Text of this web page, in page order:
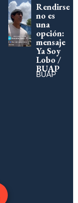
Rendirse
no es
una
opción:
mensaje
Ya Soy
Lobo /
BUAP
BUAP